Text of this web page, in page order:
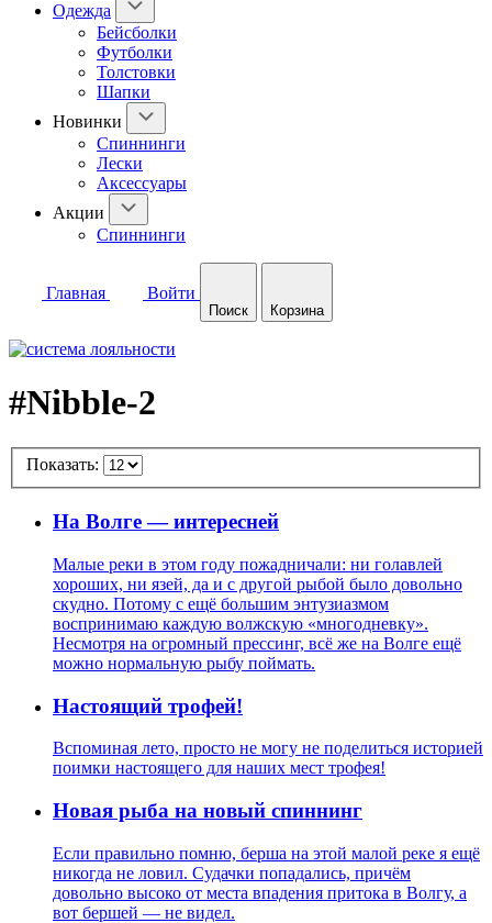
Одежда
Бейсболки
Футболки
Толстовки
Шапки
Новинки
Спиннинги
Лески
Аксессуары
Акции
Спиннинги
Главная Войти
Поиск Корзина
#Nibble-2
Показать:
На Волге — интересней
Малые реки в этом году пожадничали: ни голавлей
хороших, ни язей, да и с другой рыбой было довольно
скудно. Потому с ещё большим энтузиазмом
воспринимаю каждую волжскую «многодневку».
Несмотря на огромный прессинг, всё же на Волге ещё
можно нормальную рыбу поймать.
Настоящий трофей!
Вспоминая лето, просто не могу не поделиться историей
поимки настоящего для наших мест трофея!
Новая рыба на новый спиннинг
Если правильно помню, берша на этой малой реке я ещё
никогда не ловил. Судачки попадались, причём
довольно высоко от места впадения притока в Волгу, а
вот бершей — не видел.